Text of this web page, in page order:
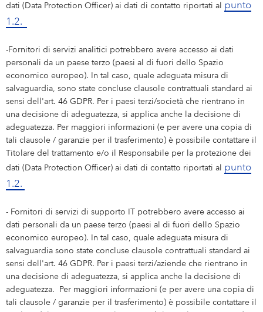
dati (Data Protection Officer) ai dati di contatto riportati al punto
1.2.
-Fornitori di servizi analitici potrebbero avere accesso ai dati
personali da un paese terzo (paesi al di fuori dello Spazio
economico europeo). In tal caso, quale adeguata misura di
salvaguardia, sono state concluse clausole contrattuali standard ai
sensi dell'art. 46 GDPR. Per i paesi terzi/società che rientrano in
una decisione di adeguatezza, si applica anche la decisione di
adeguatezza. Per maggiori informazioni (e per avere una copia di
tali clausole / garanzie per il trasferimento) è possibile contattare il
Titolare del trattamento e/o il Responsabile per la protezione dei
dati (Data Protection Officer) ai dati di contatto riportati al punto
1.2.
- Fornitori di servizi di supporto IT potrebbero avere accesso ai
dati personali da un paese terzo (paesi al di fuori dello Spazio
economico europeo). In tal caso, quale adeguata misura di
salvaguardia sono state concluse clausole contrattuali standard ai
sensi dell'art. 46 GDPR. Per i paesi terzi/aziende che rientrano in
una decisione di adeguatezza, si applica anche la decisione di
adeguatezza. Per maggiori informazioni (e per avere una copia di
tali clausole / garanzie per il trasferimento) è possibile contattare il